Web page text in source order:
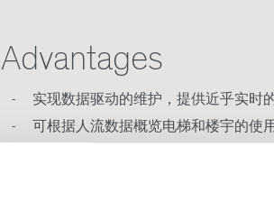
Advantages
实现数据驱动的维护，提供近乎实时
可根据人流数据概览电梯和楼宇的使